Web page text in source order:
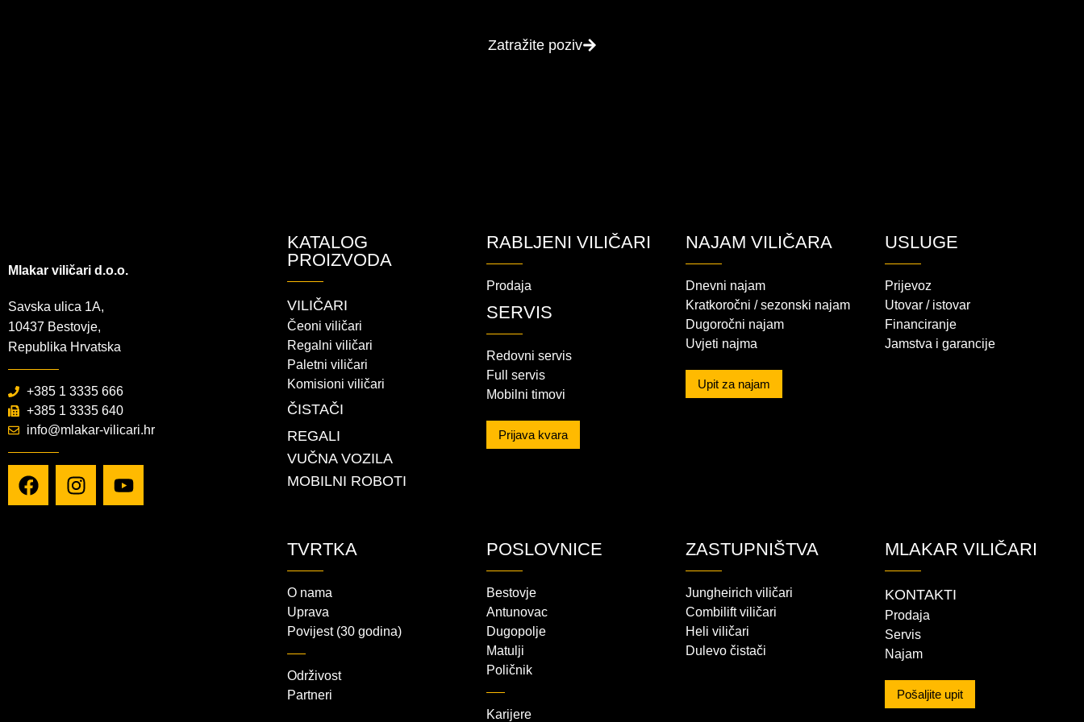
Zatražite poziv
Mlakar viličari d.o.o.
Savska ulica 1A,
10437 Bestovje,
Republika Hrvatska
+385 1 3335 666
+385 1 3335 640
info@mlakar-vilicari.hr
KATALOG
PROIZVODA
VILIČARI
Čeoni viličari
Regalni viličari
Paletni viličari
Komisioni viličari
ČISTAČI
REGALI
VUČNA VOZILA
MOBILNI ROBOTI
RABLJENI VILIČARI
Prodaja
SERVIS
Redovni servis
Full servis
Mobilni timovi
Prijava kvara
NAJAM VILIČARA
Dnevni najam
Kratkoročni / sezonski najam
Dugoročni najam
Uvjeti najma
Upit za najam
USLUGE
Prijevoz
Utovar / istovar
Financiranje
Jamstva i garancije
TVRTKA
O nama
Uprava
Povijest (30 godina)
Održivost
Partneri
POSLOVNICE
Bestovje
Antunovac
Dugopolje
Matulji
Poličnik
Karijere
ZASTUPNIŠTVA
Jungheirich viličari
Combilift viličari
Heli viličari
Dulevo čistači
MLAKAR VILIČARI
KONTAKTI
Prodaja
Servis
Najam
Pošaljite upit